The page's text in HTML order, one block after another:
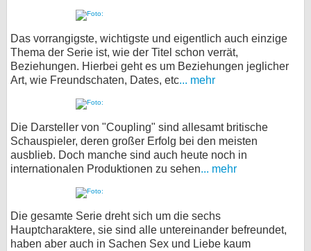
Das vorrangigste, wichtigste und eigentlich auch einzige
Thema der Serie ist, wie der Titel schon verrät,
Beziehungen. Hierbei geht es um Beziehungen jeglicher
Art, wie Freundschaten, Dates, etc... mehr
Die Darsteller von "Coupling" sind allesamt britische
Schauspieler, deren großer Erfolg bei den meisten
ausblieb. Doch manche sind auch heute noch in
internationalen Produktionen zu sehen... mehr
Die gesamte Serie dreht sich um die sechs
Hauptcharaktere, sie sind alle untereinander befreundet,
haben aber auch in Sachen Sex und Liebe kaum